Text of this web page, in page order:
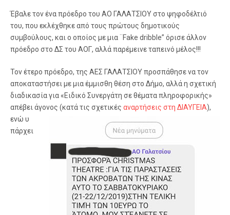
Έβαλε τον ένα πρόεδρο του ΑΟ ΓΑΛΑΤΣΙΟΥ στο ψηφοδέλτιό
του, που εκλέχθηκε από τους πρώτους δημοτικούς
συμβούλους, και ο οποίος με μια ¨Fake dribble” όρισε άλλον
πρόεδρο στο ΔΣ του ΑΟΓ, αλλά παρέμεινε ταπεινό μέλος!!!
Τον έτερο πρόεδρο, της ΑΕΣ ΓΑΛΑΤΣΙΟΥ προσπάθησε να τον
αποκαταστήσει με μια έμμισθη θέση στο Δήμο, αλλά η σχετική
διαδικασία για «Ειδικό Συνεργάτη σε θέματα πληροφορικής»
απέβει άγονος (κατά τις σχετικές αναρτήσεις στη ΔΙΑΥΓΕΙΑ),
ενώ υ
πάρχει